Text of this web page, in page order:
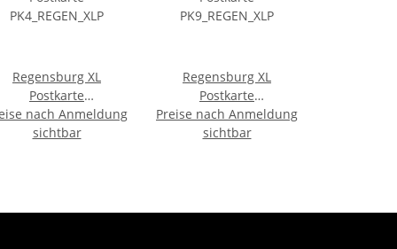
Regensburg XL
Postkarte
PK4_REGEN_XLP
nach Anmeldung
sichtbar
Regensburg XL
Postkarte
PK9_REGEN_XLP
Preise nach Anmeldung
sichtbar